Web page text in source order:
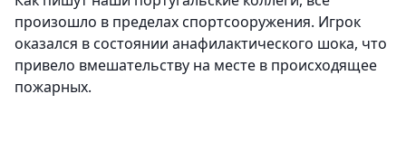
произошло в пределах спортсооружения. Игрок
оказался в состоянии анафилактического шока, что
привело вмешательству на месте в происходящее
пожарных.